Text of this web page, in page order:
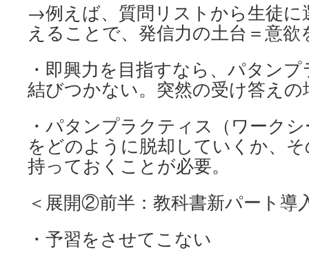
→例えば、質問リストから生徒に
えることで、発信力の土台＝意
・即興力を目指すなら、パタン
結びつかない。突然の受け答えの
・パタンプラクティス（ワーク
をどのように脱却していくか、
持っておくことが必要。
＜展開②前半：教科書新パート導
・予習をさせてこない